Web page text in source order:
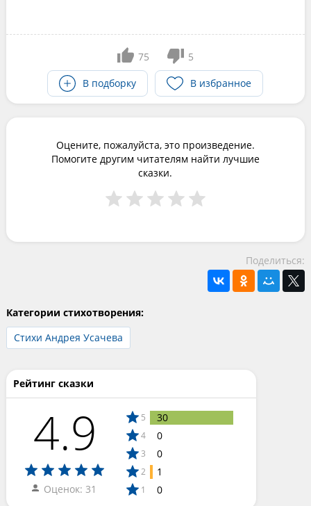
75
5
В подборку
В избранное
Оцените, пожалуйста, это произведение.
Помогите другим читателям найти лучшие
сказки.
Поделиться:
Категории стихотворения:
Стихи Андрея Усачева
Рейтинг сказки
4.9
Оценок: 31
5 30
4 0
3 0
2 1
1 0